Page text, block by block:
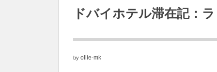
ドバイホテル滞在記：
by ollie-mk